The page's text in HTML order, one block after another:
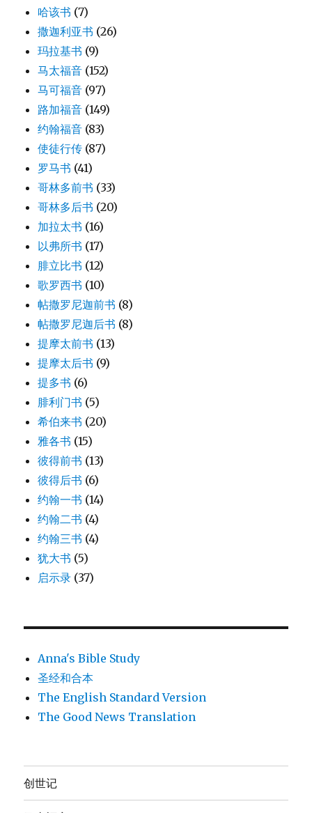
哈该书 (7)
撒迦利亚书 (26)
玛拉基书 (9)
马太福音 (152)
马可福音 (97)
路加福音 (149)
约翰福音 (83)
使徒行传 (87)
罗马书 (41)
哥林多前书 (33)
哥林多后书 (20)
加拉太书 (16)
以弗所书 (17)
腓立比书 (12)
歌罗西书 (10)
帖撒罗尼迦前书 (8)
帖撒罗尼迦后书 (8)
提摩太前书 (13)
提摩太后书 (9)
提多书 (6)
腓利门书 (5)
希伯来书 (20)
雅各书 (15)
彼得前书 (13)
彼得后书 (6)
约翰一书 (14)
约翰二书 (4)
约翰三书 (4)
犹大书 (5)
启示录 (37)
Anna's Bible Study
圣经和合本
The English Standard Version
The Good News Translation
创世记